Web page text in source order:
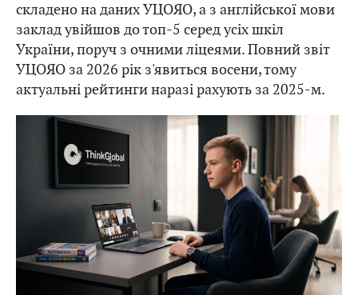
складено на даних УЦОЯО, а з англійської мови
заклад увійшов до топ-5 серед усіх шкіл
України, поруч з очними ліцеями. Повний звіт
УЦОЯО за 2026 рік з'явиться восени, тому
актуальні рейтинги наразі рахують за 2025-м.